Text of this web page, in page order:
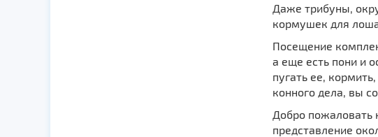
Даже трибуны,
кормушек для
Посещение
а еще есть пони и
пугать ее,
конного дела, вы
Добро пожаловать
представление